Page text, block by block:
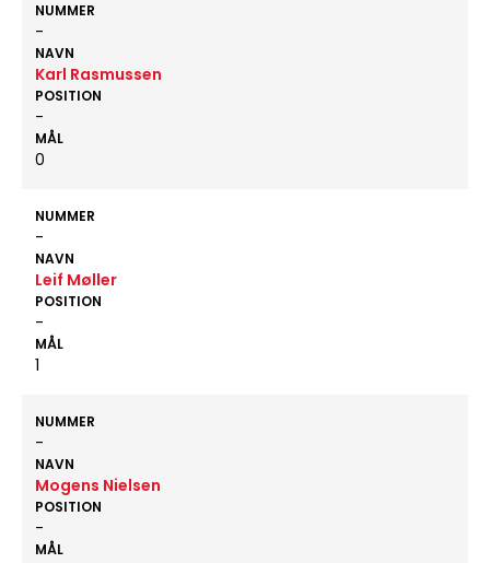
NUMMER
-
NAVN
Karl Rasmussen
POSITION
-
MÅL
0
NUMMER
-
NAVN
Leif Møller
POSITION
-
MÅL
1
NUMMER
-
NAVN
Mogens Nielsen
POSITION
-
MÅL